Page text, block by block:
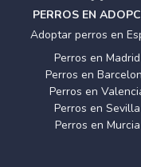
PERROS EN
Adoptar perros en
Perros en Madrid
Perros en
Perros en
Perros en Sevilla
Perros en Murcia